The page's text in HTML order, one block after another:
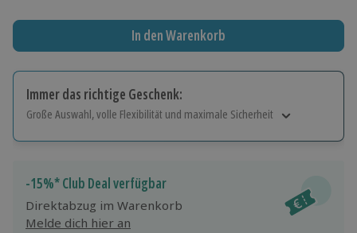
In den Warenkorb
Immer das richtige Geschenk:
Große Auswahl, volle Flexibilität und maximale Sicherheit
Jeder Gutschein für alle Erlebnisse einlösbar.
Maximale Sicherheit
10 Jahre gültig & verlängerbar.
-15%* Club Deal verfügbar
Direktabzug im Warenkorb
Melde dich hier an